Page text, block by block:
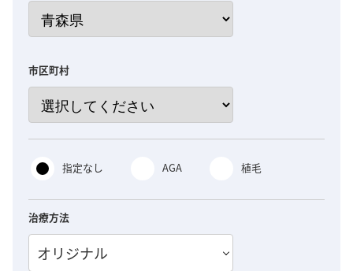
市区町村
指定なし AGA 植毛
治療方法
オリジナル